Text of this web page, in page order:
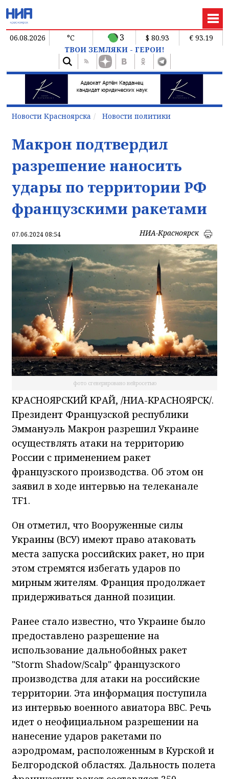
06.08.2026 °C 3 $ 80.93
€ 93.19
ТВОИ ЗЕМЛЯКИ - ГЕРОИ!
Новости Красноярска Новости политики
Макрон подтвердил
разрешение наносить
удары по территории РФ
французскими ракетами
07.06.2024 08:54 НИА-Красноярск
фото сгенерировано нейросетью
КРАСНОЯРСКИЙ КРАЙ, /НИА-КРАСНОЯРСК/.
Президент Французской республики
Эммануэль Макрон разрешил Украине
осуществлять атаки на территорию
России с применением ракет
французского производства. Об этом он
заявил в ходе интервью на телеканале
TF1.
Он отметил, что Вооруженные силы
Украины (ВСУ) имеют право атаковать
места запуска российских ракет, но при
этом стремятся избегать ударов по
мирным жителям. Франция продолжает
придерживаться данной позиции.
Ранее стало известно, что Украине было
предоставлено разрешение на
использование дальнобойных ракет
"Storm Shadow/Scalp" французского
производства для атаки на российские
территории. Эта информация поступила
из интервью военного авиатора ВВС. Речь
идет о неофициальном разрешении на
нанесение ударов ракетами по
аэродромам, расположенным в Курской и
Белгородской областях. Дальность полета